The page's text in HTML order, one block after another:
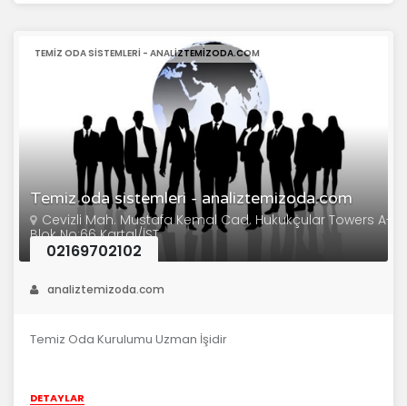
Temiz oda sistemleri - analiztemizoda.com
TEMIZ ODA SISTEMLERI - ANALIZTEMIZODA.COM
Cevizli Mah. Mustafa Kemal Cad. Hukukçular Towers A-
Blok No:66 Kartal/İST
02169702102
analiztemizoda.com
Temiz Oda Kurulumu Uzman İşidir
DETAYLAR